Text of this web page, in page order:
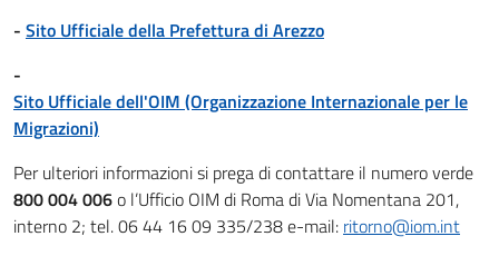
- Sito Ufficiale della Prefettura di Arezzo
-
Sito Ufficiale dell'OIM (Organizzazione Internazionale per le
Migrazioni)
Per ulteriori informazioni si prega di contattare il numero verde
800 004 006o l’Ufficio OIM di Roma di Via Nomentana 201,
interno 2; tel. 06 44 16 09 335/238 e-mail: ritorno@iom.int